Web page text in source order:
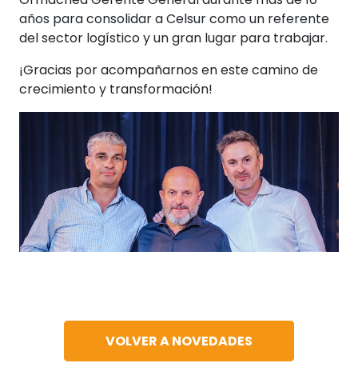
años para consolidar a Celsur como un referente
del sector logístico y un gran lugar para trabajar.
¡Gracias por acompañarnos en este camino de
crecimiento y transformación!
VOLVER A NOVEDADES